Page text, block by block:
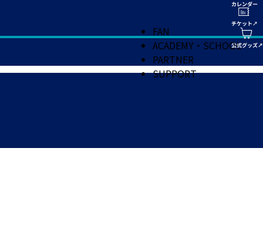
FAN
ACADEMY・SCHOOL
PARTNER
SUPPORT